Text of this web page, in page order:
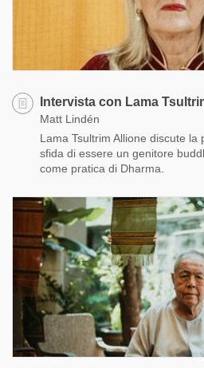
Intervista con Lama
Matt Lindén
Lama Tsultrim Allione discute
sfida di essere un genitore
come pratica di Dharma.